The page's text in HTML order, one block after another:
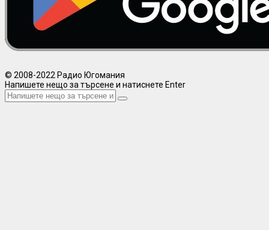
© 2008-2022 Радио Югомания
Напишете нещо за търсене и натиснете Enter